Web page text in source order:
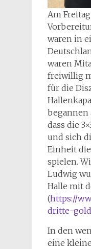
Am
waren in
waren
freiwillig
für die
begannen
dass die
und sich
Einheit
spielen.
Ludwig
Halle mit
(https://
dritte-
In den
eine